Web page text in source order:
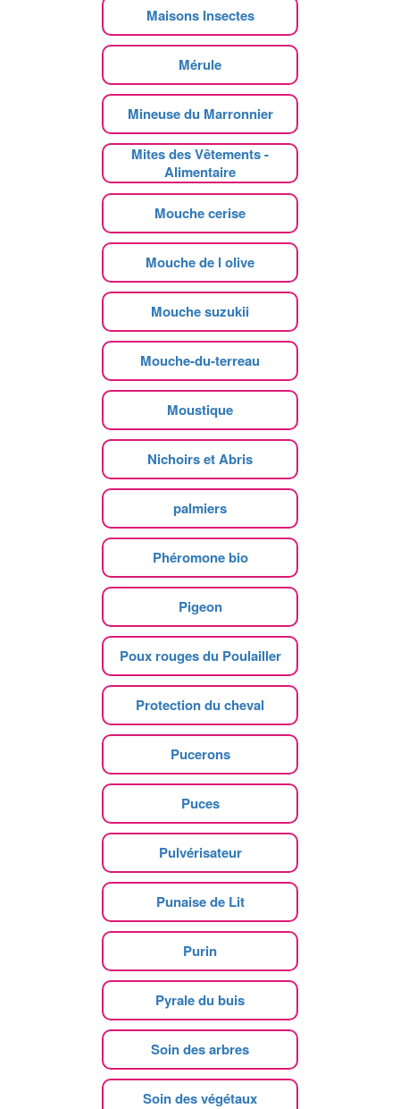
Maisons Insectes
Mérule
Mineuse du Marronnier
Mites des Vêtements -
Alimentaire
Mouche cerise
Mouche de l olive
Mouche suzukii
Mouche-du-terreau
Moustique
Nichoirs et Abris
palmiers
Phéromone bio
Pigeon
Poux rouges du Poulailler
Protection du cheval
Pucerons
Puces
Pulvérisateur
Punaise de Lit
Purin
Pyrale du buis
Soin des arbres
Soin des végétaux